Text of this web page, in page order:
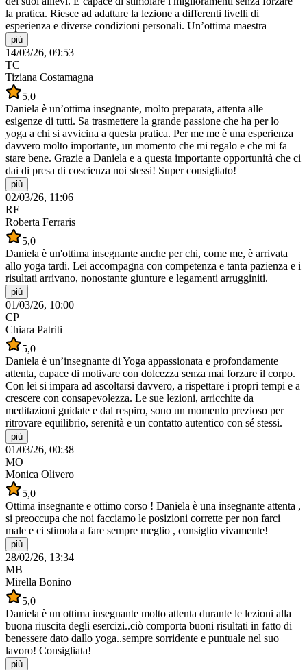
la pratica. Riesce ad adattare la lezione a differenti livelli di
esperienza e diverse condizioni personali. Un’ottima maestra
più
14/03/26, 09:53
TC
Tiziana Costamagna
5,0
Daniela è un’ottima insegnante, molto preparata, attenta alle
esigenze di tutti. Sa trasmettere la grande passione che ha per lo
yoga a chi si avvicina a questa pratica. Per me me è una esperienza
davvero molto importante, un momento che mi regalo e che mi fa
stare bene. Grazie a Daniela e a questa importante opportunità che ci
dai di presa di coscienza noi stessi! Super consigliato!
più
02/03/26, 11:06
RF
Roberta Ferraris
5,0
Daniela è un'ottima insegnante anche per chi, come me, è arrivata
allo yoga tardi. Lei accompagna con competenza e tanta pazienza e i
risultati arrivano, nonostante giunture e legamenti arrugginiti.
più
01/03/26, 10:00
CP
Chiara Patriti
5,0
Daniela è un’insegnante di Yoga appassionata e profondamente
attenta, capace di motivare con dolcezza senza mai forzare il corpo.
Con lei si impara ad ascoltarsi davvero, a rispettare i propri tempi e a
crescere con consapevolezza. Le sue lezioni, arricchite da
meditazioni guidate e dal respiro, sono un momento prezioso per
ritrovare equilibrio, serenità e un contatto autentico con sé stessi.
più
01/03/26, 00:38
MO
Monica Olivero
5,0
Ottima insegnante e ottimo corso ! Daniela è una insegnante attenta ,
si preoccupa che noi facciamo le posizioni corrette per non farci
male e ci stimola a fare sempre meglio , consiglio vivamente!
più
28/02/26, 13:34
MB
Mirella Bonino
5,0
Daniela è un ottima insegnante molto attenta durante le lezioni alla
buona riuscita degli esercizi..ciò comporta buoni risultati in fatto di
benessere dato dallo yoga..sempre sorridente e puntuale nel suo
lavoro! Consigliata!
più